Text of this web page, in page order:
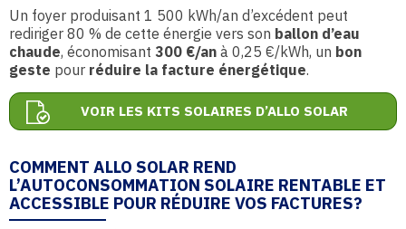
Un foyer produisant 1 500 kWh/an d’excédent peut
rediriger 80 % de cette énergie vers son ballon d’eau
chaude, économisant 300 €/an à 0,25 €/kWh, un bon
geste pour réduire la facture énergétique.
VOIR LES KITS SOLAIRES D’ALLO SOLAR
COMMENT ALLO SOLAR REND
L’AUTOCONSOMMATION SOLAIRE RENTABLE ET
ACCESSIBLE POUR RÉDUIRE VOS FACTURES?